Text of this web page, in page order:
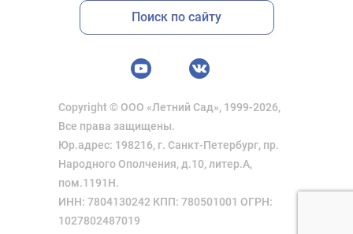
Copyright © ООО «Летний Сад», 1999-2026,
Все права защищены.
Юр.адрес: 198216, г. Санкт-Петербург, пр.
Народного Ополчения, д.10, литер.А,
пом.1191Н.
ИНН: 7804130242 КПП: 780501001 ОГРН:
1027802487019
Поиск по сайту